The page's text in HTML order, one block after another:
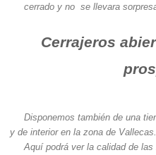
cerrado y no se llevara
Cerrajeros
Disponemos también de una
y de interior en la zona de Vallecas.
Aquí podrá ver la calidad de